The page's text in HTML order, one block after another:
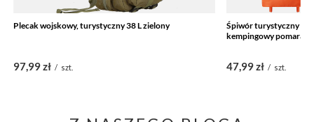
Plecak wojskowy, turystyczny 38 L zielony
97,99 zł / szt.
Śpiwór turystyczny
kempingowy
47,99 zł / szt.